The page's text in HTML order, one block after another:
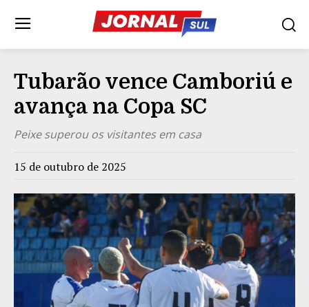
Tubarão vence Camboriú e
avança na Copa SC
Peixe superou os visitantes em casa
15 de outubro de 2025